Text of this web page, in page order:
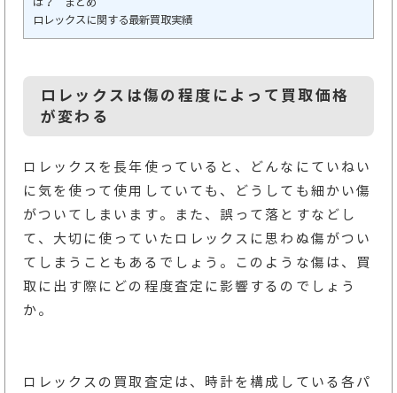
ロレックスに関する最新買取実績
ロレックスは傷の程度によって買取価格
が変わる
ロレックスを長年使っていると、どんなにていねい
に気を使って使用していても、どうしても細かい傷
がついてしまいます。また、誤って落とすなどし
て、大切に使っていたロレックスに思わぬ傷がつい
てしまうこともあるでしょう。このような傷は、買
取に出す際にどの程度査定に影響するのでしょう
か。
ロレックスの買取査定は、時計を構成している各パ